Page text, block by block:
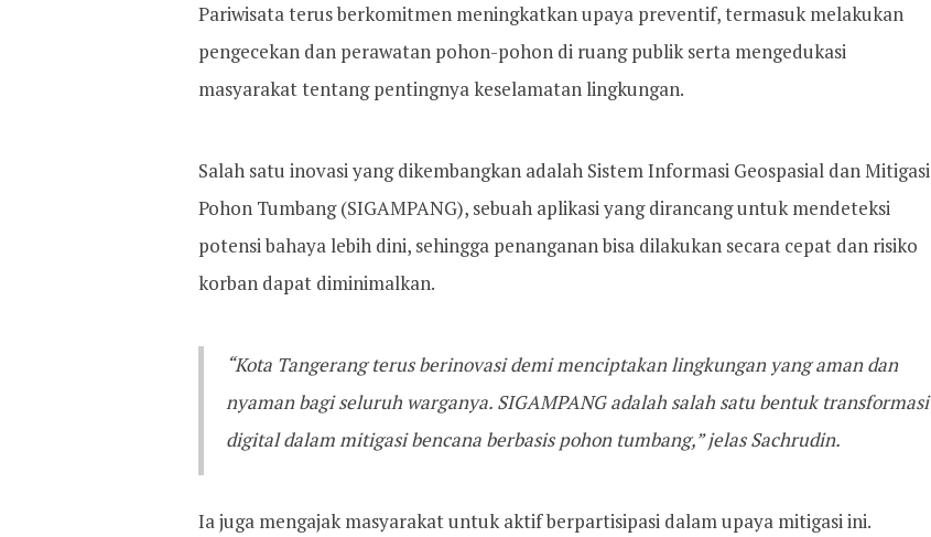
Pariwisata terus berkomitmen meningkatkan upaya preventif, termasuk melakukan
pengecekan dan perawatan pohon-pohon di ruang publik serta mengedukasi
masyarakat tentang pentingnya keselamatan lingkungan.
Salah satu inovasi yang dikembangkan adalah Sistem Informasi Geospasial dan Mitigasi
Pohon Tumbang (SIGAMPANG), sebuah aplikasi yang dirancang untuk mendeteksi
potensi bahaya lebih dini, sehingga penanganan bisa dilakukan secara cepat dan risiko
korban dapat diminimalkan.
“Kota Tangerang terus berinovasi demi menciptakan lingkungan yang aman dan
nyaman bagi seluruh warganya. SIGAMPANG adalah salah satu bentuk transformasi
digital dalam mitigasi bencana berbasis pohon tumbang,” jelas Sachrudin.
Ia juga mengajak masyarakat untuk aktif berpartisipasi dalam upaya mitigasi ini.